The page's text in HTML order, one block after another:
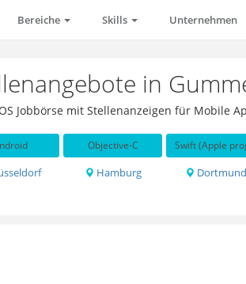
Bereiche Skills Unternehmen
in
Jobbörse mit Stellenanzeigen für Mobile
Objective-C
Hamburg Dortmund